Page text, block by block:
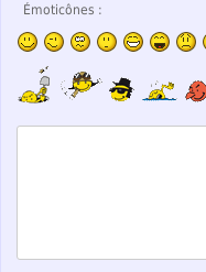
Émoticônes :